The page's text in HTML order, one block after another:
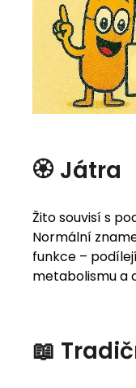
🏵️ Játra
Žito souvisí s
Normální
funkce –
metabolismu a
📖